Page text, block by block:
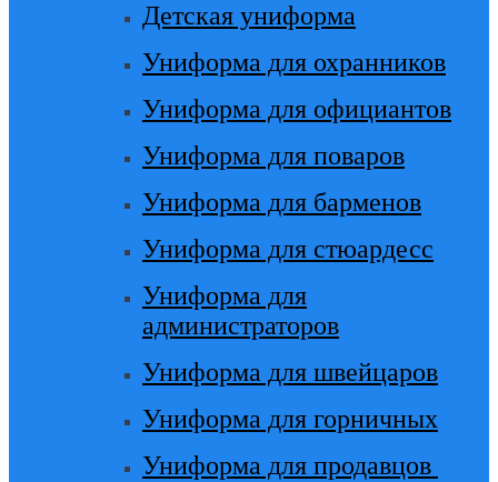
Детская униформа
Униформа для охранников
Униформа для официантов
Униформа для поваров
Униформа для барменов
Униформа для стюардесс
Униформа для
администраторов
Униформа для швейцаров
Униформа для горничных
Униформа для продавцов